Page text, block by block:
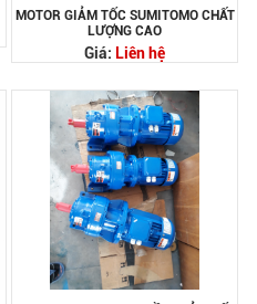
MOTOR GIẢM TỐC SUMITOMO CHẤT
LƯỢNG CAO
Giá: Liên hệ